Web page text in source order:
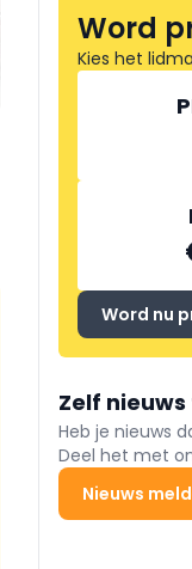
Word
Kies het
Word nu
Zelf
Heb je nieuws
Deel het met
Nieuws